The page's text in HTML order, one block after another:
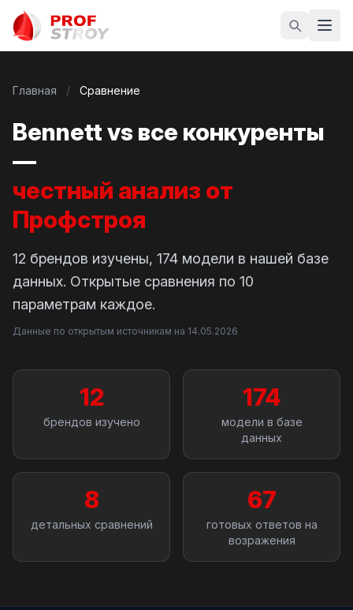
Главная / Сравнение
Bennett vs все конкуренты
—
честный анализ от
Профстроя
12 брендов изучены, 174 модели в нашей базе
данных. Открытые сравнения по 10
параметрам каждое.
Данные по открытым источникам на 14.05.2026
12
брендов изучено
174
модели в базе
данных
8
детальных сравнений
67
готовых ответов на
возражения